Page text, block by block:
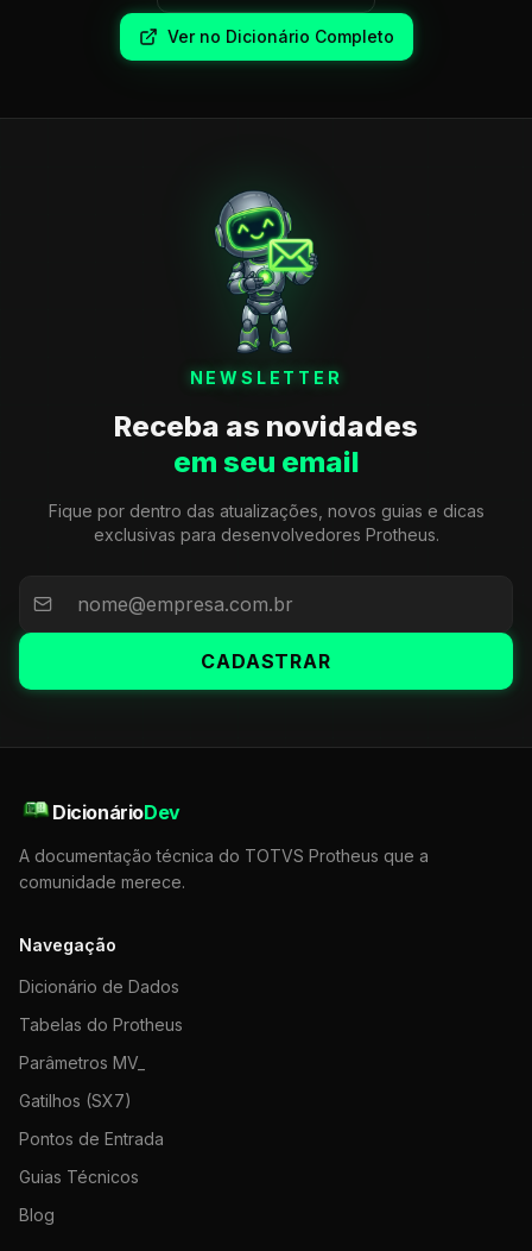
Ver no Dicionário Completo
NEWSLETTER
Receba as novidades
em seu email
Fique por dentro das atualizações, novos guias e dicas
exclusivas para desenvolvedores Protheus.
CADASTRAR
DicionárioDev
A documentação técnica do TOTVS Protheus que a
comunidade merece.
Navegação
Dicionário de Dados
Tabelas do Protheus
Parâmetros MV_
Gatilhos (SX7)
Pontos de Entrada
Guias Técnicos
Blog